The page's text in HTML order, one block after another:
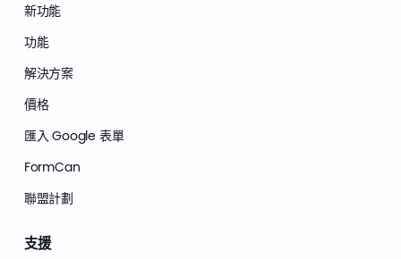
新功能
功能
解決方案
價格
匯入 Google 表單
FormCan
聯盟計劃
支援